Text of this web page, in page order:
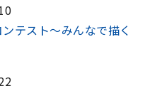
テスト～みんなで描く